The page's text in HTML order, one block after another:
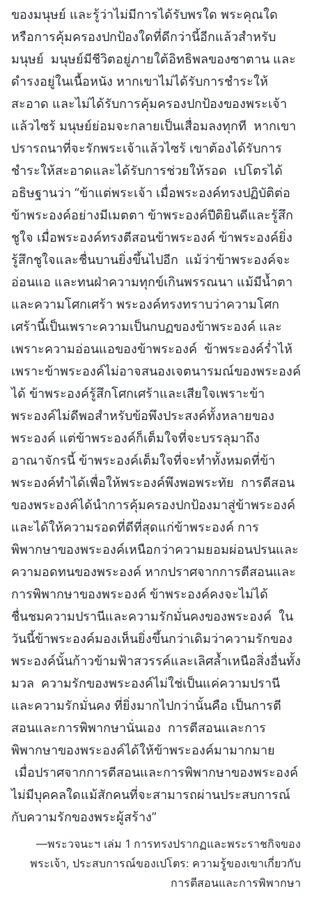
ของมนุษย์ และรู้ว่าไม่มีการได้รับพรใด พระคุณใด
หรือการคุ้มครองปกป้องใดที่ดีกว่านี้อีกแล้วสำหรับ
มนุษย์ มนุษย์มีชีวิตอยู่ภายใต้อิทธิพลของซาตาน และ
ดำรงอยู่ในเนื้อหนัง หากเขาไม่ได้รับการชำระให้
สะอาด และไม่ได้รับการคุ้มครองปกป้องของพระเจ้า
แล้วไซร้ มนุษย์ย่อมจะกลายเป็นเสื่อมลงทุกที หากเขา
ปรารถนาที่จะรักพระเจ้าแล้วไซร้ เขาต้องได้รับการ
ชำระให้สะอาดและได้รับการช่วยให้รอด เปโตรได้
อธิษฐานว่า “ข้าแต่พระเจ้า เมื่อพระองค์ทรงปฏิบัติต่อ
ข้าพระองค์อย่างมีเมตตา ข้าพระองค์ปีติยินดีและรู้สึก
ชูใจ เมื่อพระองค์ทรงตีสอนข้าพระองค์ ข้าพระองค์ยิ่ง
รู้สึกชูใจและชื่นบานยิ่งขึ้นไปอีก แม้ว่าข้าพระองค์จะ
อ่อนแอ และทนฝ่าความทุกข์เกินพรรณนา แม้มีน้ำตา
และความโศกเศร้า พระองค์ทรงทราบว่าความโศก
เศร้านี้เป็นเพราะความเป็นกบฏของข้าพระองค์ และ
เพราะความอ่อนแอของข้าพระองค์ ข้าพระองค์ร่ำไห้
เพราะข้าพระองค์ไม่อาจสนองเจตนารมณ์ของพระองค์
ได้ ข้าพระองค์รู้สึกโศกเศร้าและเสียใจเพราะข้า
พระองค์ไม่ดีพอสำหรับข้อพึงประสงค์ทั้งหลายของ
พระองค์ แต่ข้าพระองค์ก็เต็มใจที่จะบรรลุมาถึง
อาณาจักรนี้ ข้าพระองค์เต็มใจที่จะทำทั้งหมดที่ข้า
พระองค์ทำได้เพื่อให้พระองค์พึงพอพระทัย การตีสอน
ของพระองค์ได้นำการคุ้มครองปกป้องมาสู่ข้าพระองค์
และได้ให้ความรอดที่ดีที่สุดแก่ข้าพระองค์ การ
พิพากษาของพระองค์เหนือกว่าความยอมผ่อนปรนและ
ความอดทนของพระองค์ หากปราศจากการตีสอนและ
การพิพากษาของพระองค์ ข้าพระองค์คงจะไม่ได้
ชื่นชมความปรานีและความรักมั่นคงของพระองค์ ใน
วันนี้ข้าพระองค์มองเห็นยิ่งขึ้นกว่าเดิมว่าความรักของ
พระองค์นั้นก้าวข้ามฟ้าสวรรค์และเลิศล้ำเหนือสิ่งอื่นทั้ง
มวล ความรักของพระองค์ไม่ใช่เป็นแค่ความปรานี
และความรักมั่นคง ที่ยิ่งมากไปกว่านั้นคือ เป็นการตี
สอนและการพิพากษานั่นเอง การตีสอนและการ
พิพากษาของพระองค์ได้ให้ข้าพระองค์มามากมาย
เมื่อปราศจากการตีสอนและการพิพากษาของพระองค์
ไม่มีบุคคลใดแม้สักคนที่จะสามารถผ่านประสบการณ์
กับความรักของพระผู้สร้าง”
—พระวจนะฯ เล่ม 1 การทรงปรากฏและพระราชกิจของ
พระเจ้า, ประสบการณ์ของเปโตร: ความรู้ของเขาเกี่ยวกับ
การตีสอนและการพิพากษา